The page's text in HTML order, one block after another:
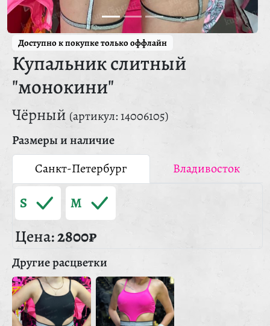
Доступно к покупке только оффлайн
Купальник слитный
"монокини"
Чёрный (артикул: 14006105)
Размеры и наличие
Санкт-Петербург
Владивосток
S M
Цена:2800₽
Другие расцветки